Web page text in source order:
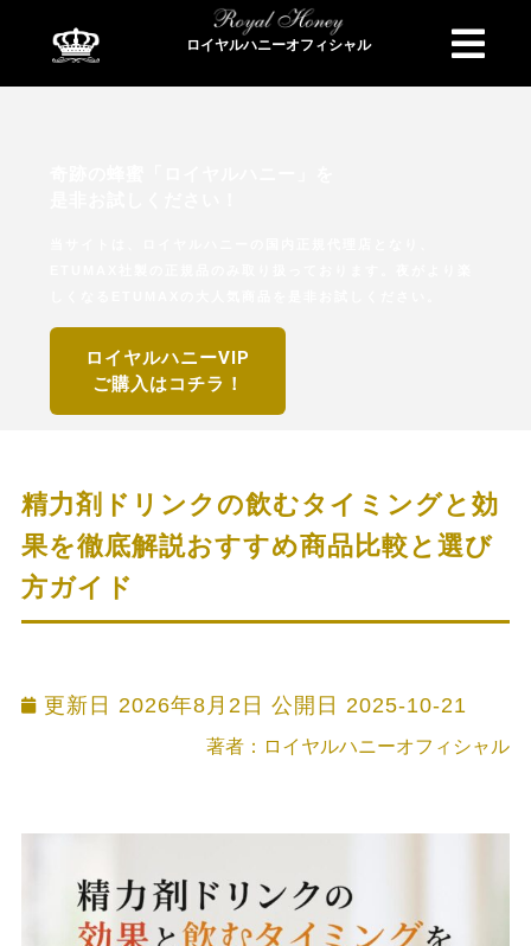
ロイヤルハニーオフィシャル
ロイヤルハニーVIP
ご購入はコチラ！
精力剤ドリンクの飲むタイミングと効
果を徹底解説おすすめ商品比較と選び
方ガイド
更新日 2026年8月2日 公開日 2025-10-21
著者：ロイヤルハニーオフィシャル